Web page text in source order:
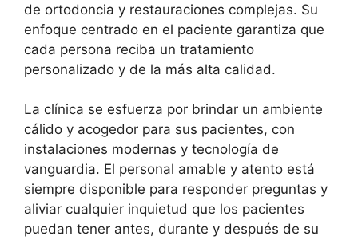
de ortodoncia y restauraciones complejas. Su
enfoque centrado en el paciente garantiza que
cada persona reciba un tratamiento
personalizado y de la más alta calidad.
La clínica se esfuerza por brindar un ambiente
cálido y acogedor para sus pacientes, con
instalaciones modernas y tecnología de
vanguardia. El personal amable y atento está
siempre disponible para responder preguntas y
aliviar cualquier inquietud que los pacientes
puedan tener antes, durante y después de su